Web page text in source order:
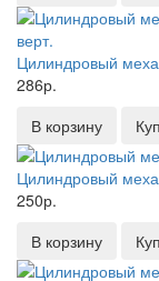
Цилиндровый
286р.
В корзину
Цилиндровый
250р.
В корзину